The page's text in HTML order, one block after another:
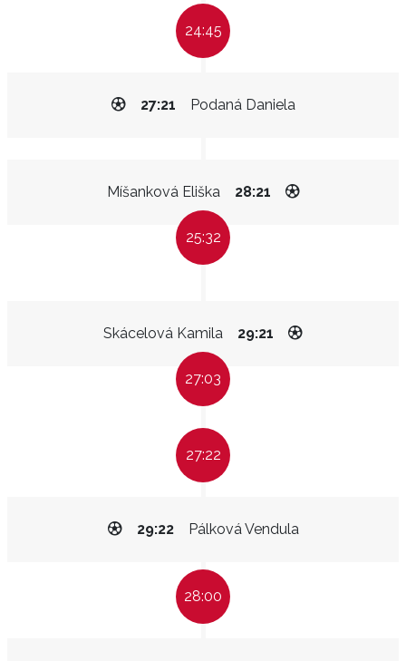
24:45
Podaná Daniela
27:21
Míšanková Eliška 28:21
25:32
Skácelová Kamila 29:21
27:03
27:22
Pálková Vendula
29:22
28:00